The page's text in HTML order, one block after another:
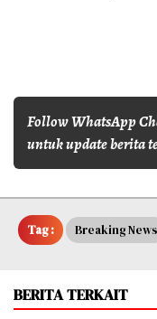
Follow WhatsApp
untuk update berita
Tag : Breaking News
BERITA TERKAIT